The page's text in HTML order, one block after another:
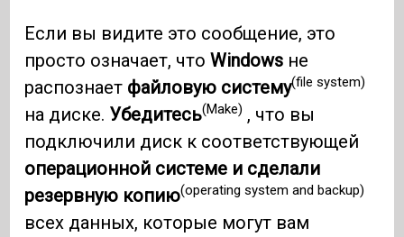
Если вы видите это сообщение, это
просто означает, чтоWindows не
распознает файловую систему(file system)
на диске. Убедитесь(Make) , что вы
подключили диск к соответствующей
операционной системе и сделали
резервную копию(operating system and backup)
всех данных, которые могут вам